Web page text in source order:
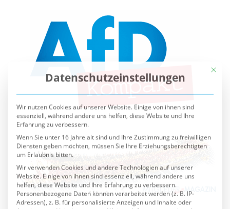
Datenschutzeinstellungen
Wir nutzen Cookies auf unserer Website. Einige von ihnen sind
essenziell, während andere uns helfen, diese Website und Ihre
Wenn Sie unter 16 Jahre alt sind und Ihre Zustimmung zu freiwilligen
Diensten geben möchten, müssen Sie Ihre Erziehungsberechtigten
Wir verwenden Cookies und andere Technologien auf unserer
Website. Einige von ihnen sind essenziell, während andere uns
helfen, diese Website und Ihre Erfahrung zu verbessern.
Personenbezogene Daten können verarbeitet werden (z. B. IP-
Adressen), z. B. für personalisierte Anzeigen und Inhalte oder
Anzeigen- und Inhaltsmessung.
Verwendung Ihrer Daten finden Sie in unserer
Datenschutzerklärung.Sie können Ihre Auswahl jederzeit unter
Einstellungenwiderrufen oder anpassen.
Es folgt eine Liste der Service-Gruppen, für die eine
Essenziell